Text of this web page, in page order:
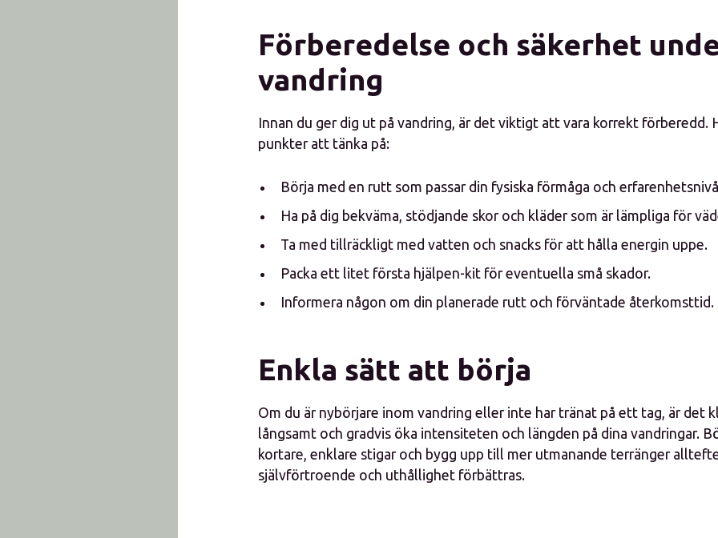
Förberedelse och säkerhet
vandring
Innan du ger dig ut på vandring, är det viktigt att vara korrekt förberedd.
punkter att tänka på:
Börja med en rutt som passar din fysiska förmåga och
Ha på dig bekväma, stödjande skor och kläder som är lämpliga för
Ta med tillräckligt med vatten och snacks för att hålla energin uppe.
Packa ett litet första hjälpen-kit för eventuella små skador.
Informera någon om din planerade rutt och förväntade återkomsttid.
Enkla sätt att börja
Om du är nybörjare inom vandring eller inte har tränat på ett tag, är det
långsamt och gradvis öka intensiteten och längden på dina vandringar.
kortare, enklare stigar och bygg upp till mer utmanande terränger
självförtroende och uthållighet förbättras.